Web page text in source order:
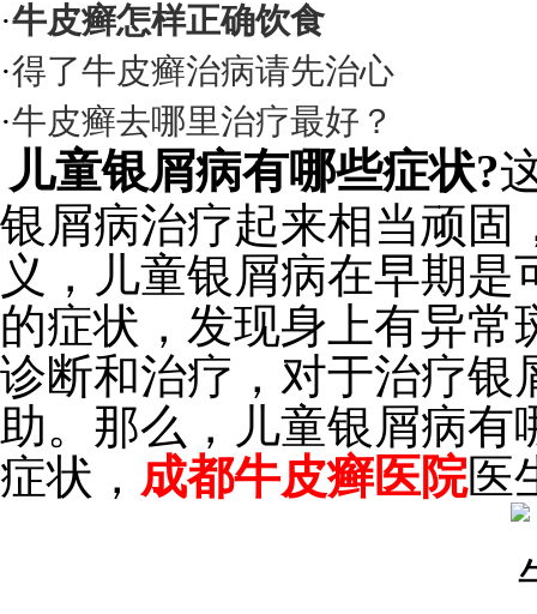
·牛皮癣怎样正确饮食
·得了牛皮癣治病请先治心
·牛皮癣去哪里治疗最好？
儿童银屑病有哪些症状?
银屑病治疗起来相当顽固
义，儿童银屑病在早期
的症状，发现身上有异
诊断和治疗，对于治疗银
助。那么，儿童银屑病有
症状， 成都牛皮癣医院医